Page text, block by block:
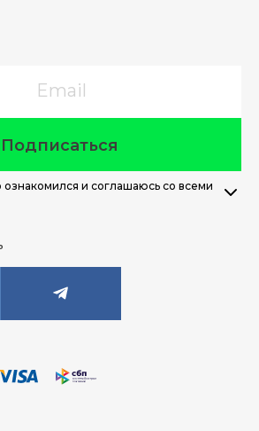
Подписаться
и соглашаюсь со всеми